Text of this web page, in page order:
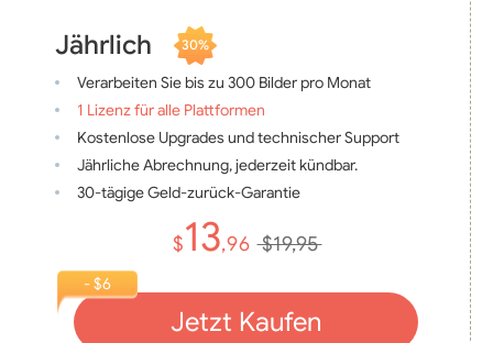
Jährlich 30%
Verarbeiten Sie bis zu 300 Bilder pro Monat
1 Lizenz für alle Plattformen
Kostenlose Upgrades und technischer Support
Jährliche Abrechnung, jederzeit kündbar.
30-tägige Geld-zurück-Garantie
$13,96 $19,95
- $6
Jetzt Kaufen